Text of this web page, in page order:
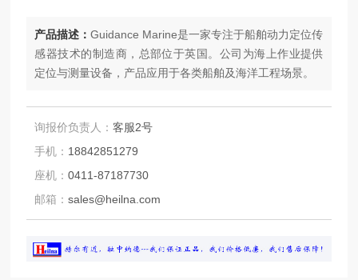
产品描述：Guidance Marine是一家专注于船舶动力定位传
感器技术的制造商，总部位于英国。公司为海上作业提供
定位与测量设备，产品应用于各类船舶及海洋工程场景。
询报价负责人：客服2号
手机： 18842851279
座机：0411-87187730
邮箱：sales@heilna.com